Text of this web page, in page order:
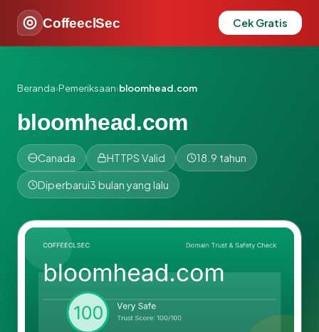
CoffeeclSec Cek Gratis
Beranda›Pemeriksaan›bloomhead.com
bloomhead.com
Canada HTTPS Valid 18.9 tahun
Diperbarui3 bulan yang lalu